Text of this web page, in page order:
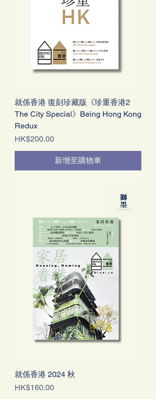
就係香港 復刻珍藏版《珍重香港2
The City Special》Being Hong Kong
Redux
價格
HK$200.00
新增至購物車
就係香港 2024 秋
價格
HK$160.00